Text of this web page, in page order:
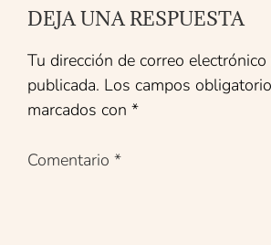
DEJA UNA RESPUESTA
Tu dirección de correo electrónico
publicada. Los campos
marcados con *
Comentario *